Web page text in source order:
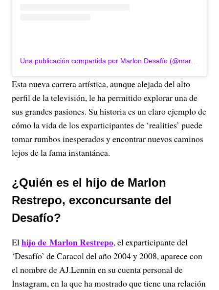
Esta nueva carrera artística, aunque alejada del alto
perfil de la televisión, le ha permitido explorar una de
sus grandes pasiones. Su historia es un claro ejemplo de
cómo la vida de los exparticipantes de ‘realities’ puede
tomar rumbos inesperados y encontrar nuevos caminos
lejos de la fama instantánea.
¿Quién es el hijo de Marlon
Restrepo, exconcursante del
Desafío?
Elhijo de Marlon Restrepo, el exparticipante del
‘Desafío’ de Caracol del año 2004 y 2008, aparece con
el nombre de AJ.Lennin en su cuenta personal de
Instagram, en la que ha mostrado que tiene una relación